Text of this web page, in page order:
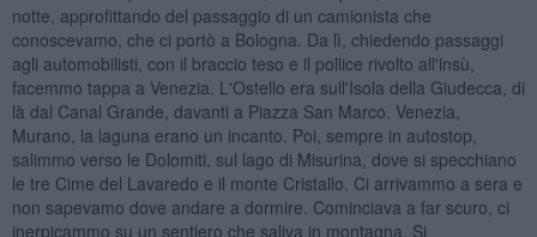
notte, approfittando del passaggio di un camionista che
conoscevamo, che ci portò a Bologna. Da lì, chiedendo passaggi
agli automobilisti, con il braccio teso e il pollice rivolto all'insù,
facemmo tappa a Venezia. L'Ostello era sull'Isola della Giudecca, di
là dal Canal Grande, davanti a Piazza San Marco. Venezia,
Murano, la laguna erano un incanto. Poi, sempre in autostop,
salimmo verso le Dolomiti, sul lago di Misurina, dove si specchiano
le tre Cime del Lavaredo e il monte Cristallo. Ci arrivammo a sera e
non sapevamo dove andare a dormire. Cominciava a far scuro, ci
inerpicammo su un sentiero che saliva in montagna. Si